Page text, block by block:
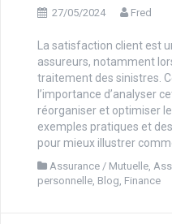
27/05/2024 Fred
La satisfaction client est
assureurs, notamment
traitement des sinistres.
l’importance d’analyser
réorganiser et optimiser
exemples pratiques et
pour mieux illustrer
Assurance / Mutuelle,
personnelle, Blog, Finance